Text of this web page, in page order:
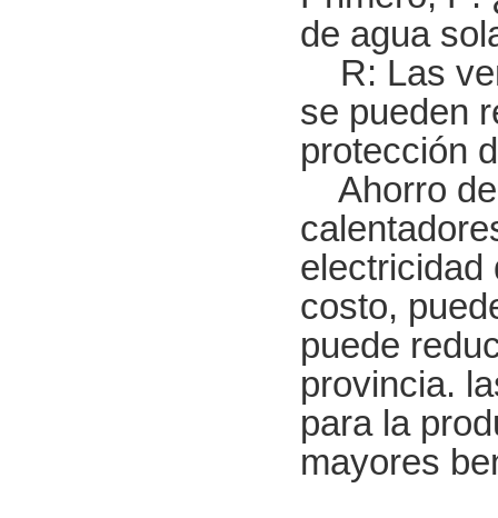
de agua
R: Las
se pueden
protección
Ahorro de
electricidad
costo,
puede
provincia.
para la
mayores